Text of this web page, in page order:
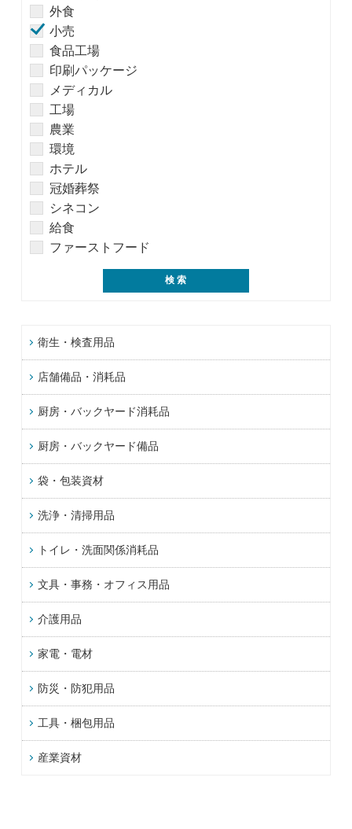
外食
小売
食品工場
印刷パッケージ
メディカル
工場
農業
環境
ホテル
冠婚葬祭
シネコン
給食
ファーストフード
衛生・検査用品
店舗備品・消耗品
厨房・バックヤード消耗品
厨房・バックヤード備品
袋・包装資材
洗浄・清掃用品
トイレ・洗面関係消耗品
文具・事務・オフィス用品
介護用品
家電・電材
防災・防犯用品
工具・梱包用品
産業資材